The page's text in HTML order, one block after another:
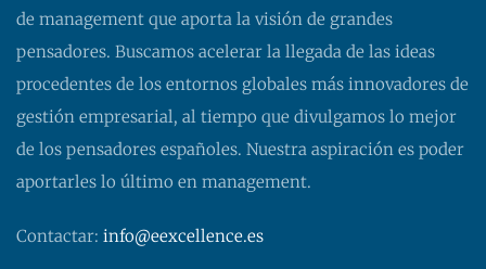
de management que aporta la visión de grandes
pensadores. Buscamos acelerar la llegada de las ideas
procedentes de los entornos globales más innovadores de
gestión empresarial, al tiempo que divulgamos lo mejor
de los pensadores españoles. Nuestra aspiración es poder
aportarles lo último en management.
Contactar: info@eexcellence.es